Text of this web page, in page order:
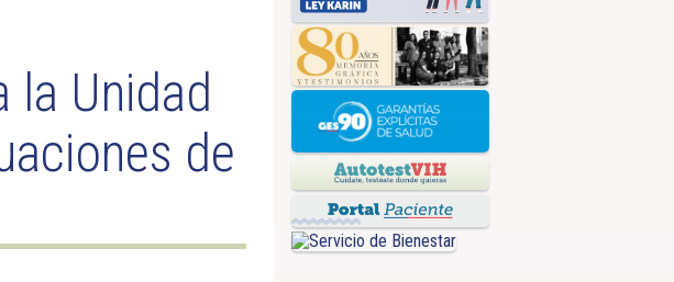
la Unidad
de